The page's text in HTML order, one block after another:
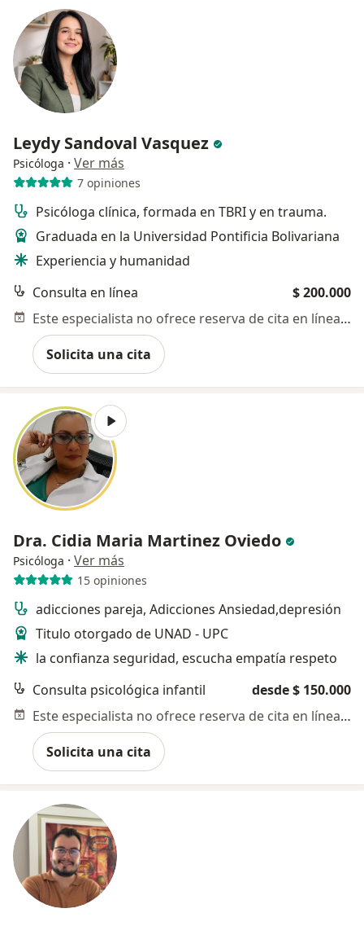
Leydy Sandoval Vasquez
Psicóloga · Ver más
7 opiniones
Psicóloga clínica, formada en TBRI y en trauma.
Graduada en la Universidad Pontificia Bolivariana
Experiencia y humanidad
Consulta en línea
$ 200.000
Este especialista no ofrece reserva de cita en línea en esta dirección.
Solicita una cita
Dra. Cidia Maria Martinez Oviedo
Psicóloga · Ver más
15 opiniones
adicciones pareja, Adicciones Ansiedad,depresión
Titulo otorgado de UNAD - UPC
la confianza seguridad, escucha empatía respeto
Consulta psicológica infantil
desde $ 150.000
Este especialista no ofrece reserva de cita en línea en esta dirección.
Solicita una cita